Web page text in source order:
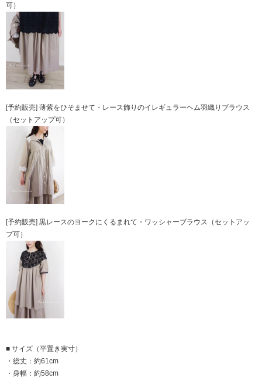
可）
[予約販売] 薄紫をひそませて・レース飾りのイレギュラーヘム羽織りブラウス
（セットアップ可）
[予約販売] 黒レースのヨークにくるまれて・ワッシャーブラウス（セットアッ
プ可）
■ サイズ（平置き実寸）
・総丈：約61cm
・身幅：約58cm